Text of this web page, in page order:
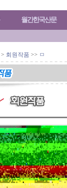
월간한국산문
> 회원작품 >> ㅁ